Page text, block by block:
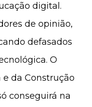
digital.
de opinião,
defasados
O
da Construção
conseguirá na